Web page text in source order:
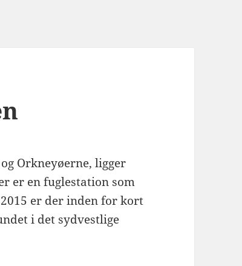
Orkneyøerne, ligger
er en fuglestation som
er der inden for kort
i det sydvestlige